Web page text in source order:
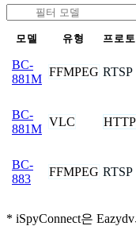
모델 유형 프로
BC-
881M
FFMPEG RTSP
BC-
881M
VLC HTTP
BC-
883
FFMPEG RTSP
* iSpyConnect은